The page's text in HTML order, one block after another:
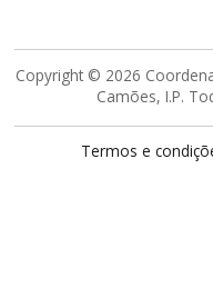
Copyright © 2026
Camões, I.P.
Termos e